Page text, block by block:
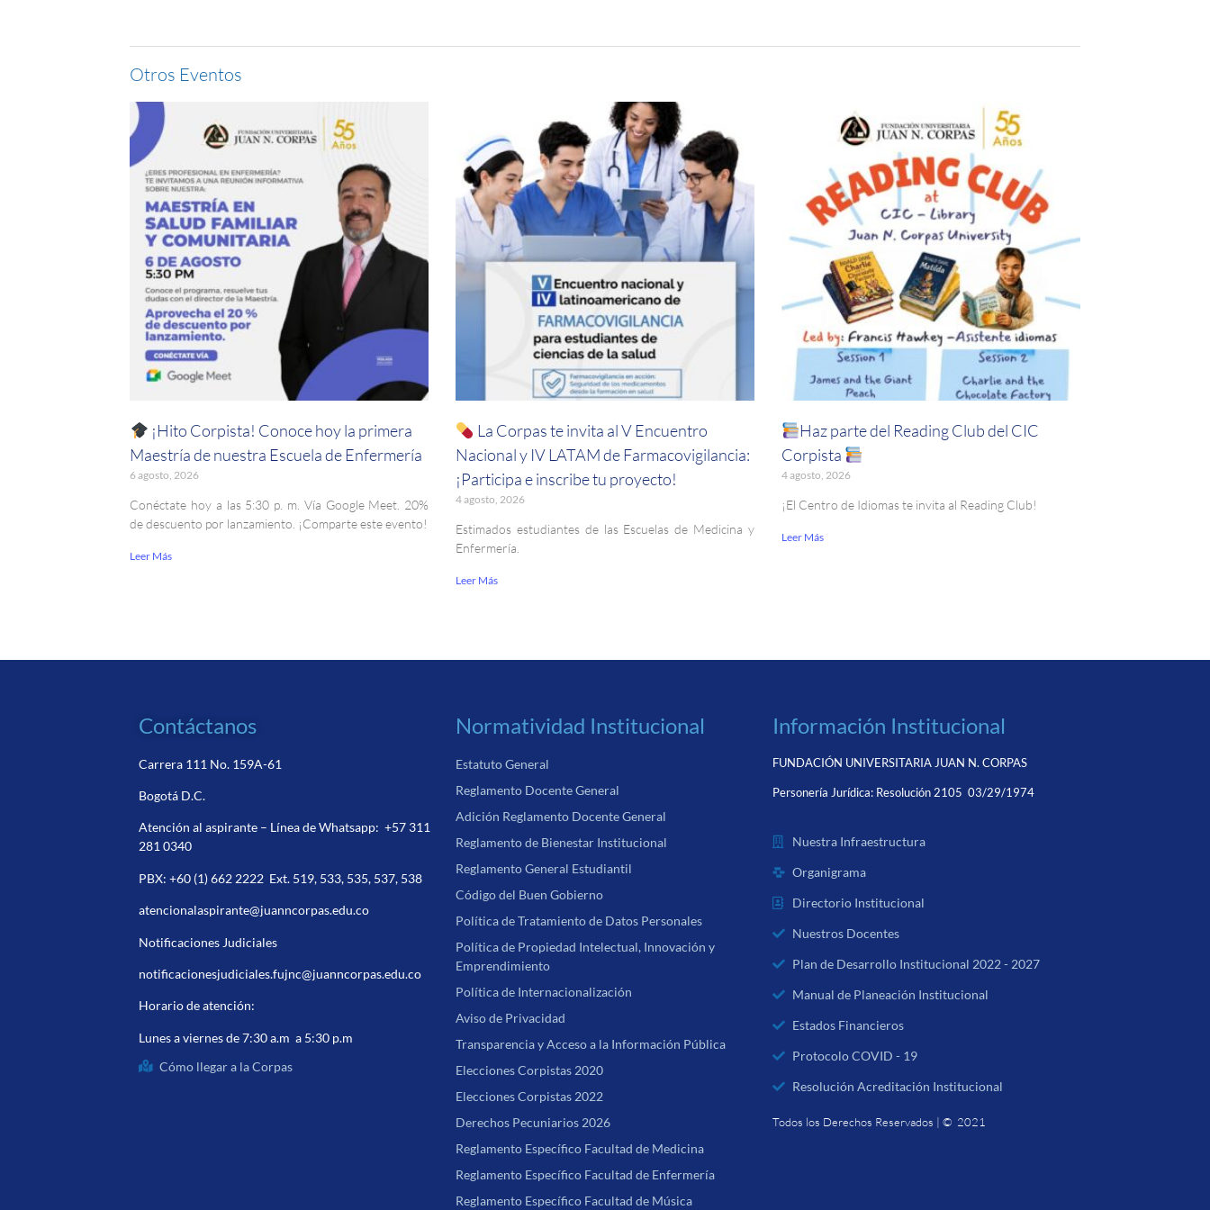
Otros Eventos
¡Hito Corpista! Conoce hoy la primera
Maestría de nuestra Escuela de Enfermería
6 agosto, 2026
Conéctate hoy a las 5:30 p. m. Vía Google Meet. 20%
de descuento por lanzamiento. ¡Comparte este evento!
Leer Más
La Corpas te invita al V Encuentro
Nacional y IV LATAM de Farmacovigilancia:
¡Participa e inscribe tu proyecto!
4 agosto, 2026
Estimados estudiantes de las Escuelas de Medicina y
Enfermería.
Leer Más
Haz parte del Reading Club del CIC
Corpista
4 agosto, 2026
¡El Centro de Idiomas te invita al Reading Club!
Leer Más
Contáctanos
Carrera 111 No. 159A-61
Bogotá D.C.
Atención al aspirante – Línea de Whatsapp:+57 311
281 0340
PBX:+60 (1) 662 2222 Ext. 519, 533, 535, 537, 538
atencionalaspirante@juanncorpas.edu.co
Notificaciones Judiciales
notificacionesjudiciales.fujnc@juanncorpas.edu.co
Horario de atención:
Lunes a viernes de 7:30 a.m a 5:30 p.m
Cómo llegar a la Corpas
Normatividad Institucional
Estatuto General
Reglamento Docente General
Adición Reglamento Docente General
Reglamento de Bienestar Institucional
Reglamento General Estudiantil
Código del Buen Gobierno
Política de Tratamiento de Datos Personales
Política de Propiedad Intelectual, Innovación y
Emprendimiento
Política de Internacionalización
Aviso de Privacidad
Transparencia y Acceso a la Información Pública
Elecciones Corpistas 2020
Elecciones Corpistas 2022
Derechos Pecuniarios 2026
Reglamento Específico Facultad de Medicina
Reglamento Específico Facultad de Enfermería
Reglamento Específico Facultad de Música
Información Institucional
FUNDACIÓN UNIVERSITARIA JUAN N. CORPAS
Personería Jurídica: Resolución 2105 03/29/1974
Nuestra Infraestructura
Organigrama
Directorio Institucional
Nuestros Docentes
Plan de Desarrollo Institucional 2022 - 2027
Manual de Planeación Institucional
Estados Financieros
Protocolo COVID - 19
Resolución Acreditación Institucional
Todos los Derechos Reservados | © 2021